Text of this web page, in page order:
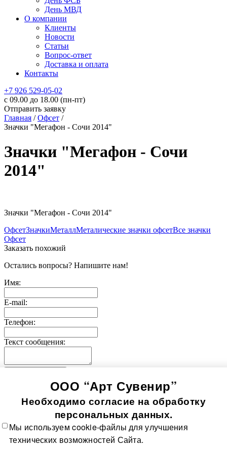
День МВД
О компании
Клиенты
Новости
Статьи
Вопрос-ответ
Доставка и оплата
Контакты
+7 926 529-05-02
c 09.00 до 18.00 (пн-пт)
Отправить заявку
Главная /Офсет /
Значки "Мегафон - Сочи 2014"
Значки "Мегафон - Сочи
2014"
Значки "Мегафон - Сочи 2014"
ОфсетЗначкиМеталлМеталические значки офсетВсе значки
Офсет
Заказать похожий
Остались вопросы? Напишите нам!
Имя:
E-mail:
Телефон:
Текст сообщения:
Значки-медали
Использование информации, содержащейся на сайте, в том
числе фото продукции, без согласия правообладателя, влечет
возникновение ответственности согласно ст. 1250-1252 ГК
РФ, ст. 7.12 КоАП РФ и ст. 146, 147 УК РФ
Все значки Все медали О компании Контакты
изготовления Политика в отношении обработки
ООО “Арт Сувенир”
Необходимо согласие на обработку
персональных данных.
Мы используем cookie-файлы для улучшения
технических возможностей Сайта.